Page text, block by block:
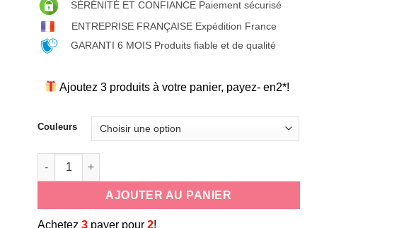
SÉRÉNITÉ ET CONFIANCE Paiement sécurisé
ENTREPRISE FRANÇAISE Expédition France
GARANTI 6 MOIS Produits fiable et de qualité
Ajoutez 3 produits à votre panier, payez- en2*!
Couleurs
quantité de coque souple universelle antichoc en silicone cordon tour de
AJOUTER AU PANIER
Achetez3 payer pour2!